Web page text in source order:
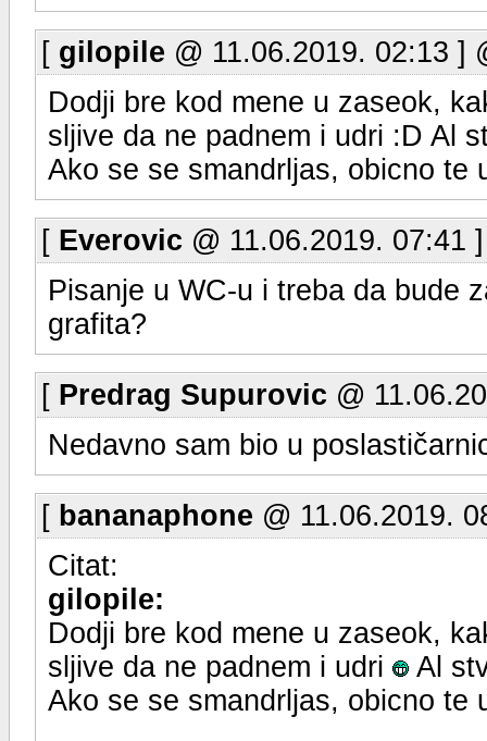
[ gilopile @ 11.06.2019. 02:13 ]
Dodji bre kod mene u zaseok,
sljive da ne padnem i udri :D Al
Ako se se smandrljas, obicno te
[ Everovic @ 11.06.2019. 07:41
Pisanje u WC-u i treba da bude
grafita?
[ Predrag Supurovic @
Nedavno sam bio u
[ bananaphone @ 11.06.2019.
Citat:
gilopile:
Dodji bre kod mene u zaseok,
sljive da ne padnem i udri
Al
Ako se se smandrljas, obicno te